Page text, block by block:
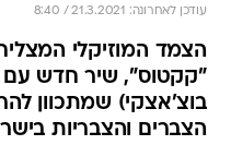
עודכן לאחרונה: 21.3.2021 / 8:40
הצמד המוזיקלי
"קקטוס", שיר חדש עם
בוצ'אצקי) שמתכוון
הצברים והצבריות